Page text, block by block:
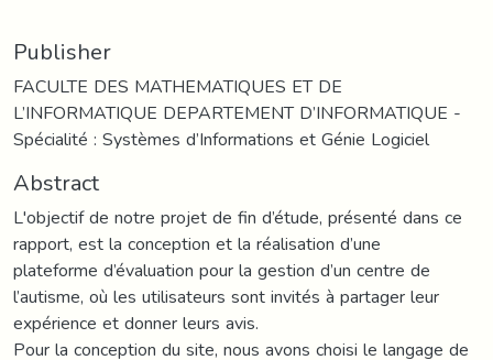
Publisher
FACULTE DES MATHEMATIQUES ET DE
L’INFORMATIQUE DEPARTEMENT D’INFORMATIQUE -
Spécialité : Systèmes d’Informations et Génie Logiciel
Abstract
L'objectif de notre projet de fin d’étude, présenté dans ce
rapport, est la conception et la réalisation d’une
plateforme d’évaluation pour la gestion d’un centre de
l’autisme, où les utilisateurs sont invités à partager leur
expérience et donner leurs avis.
Pour la conception du site, nous avons choisi le langage de